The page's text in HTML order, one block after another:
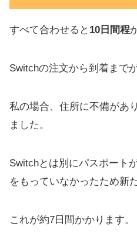
すべて合わせると 10日間程
Switchの注文から到着まで
私の場合、住所に不備があ
ました。
Switchとは別にパスポート
をもっていなかったため新
これが約7日間かかります。